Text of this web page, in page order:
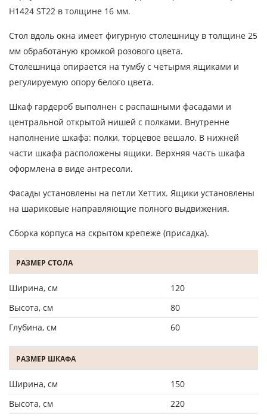
Н1424 ST22 в толщине 16 мм.
Стол вдоль окна имеет фигурную столешницу в толщине 25
мм обработаную кромкой розового цвета.
Столешница опирается на тумбу с четырмя ящиками и
регулируемую опору белого цвета.
Шкаф гардероб выполнен с распашными фасадами и
центральной открытой нишей с полками. Внутренне
наполнение шкафа: полки, торцевое вешало. В нижней
части шкафа расположены ящики. Верхняя часть шкафа
оформлена в виде антресоли.
Фасады установлены на петли Хеттих. Ящики установлены
на шариковые направляющие полного выдвижения.
Сборка корпуса на скрытом крепеже (присадка).
РАЗМЕР СТОЛА
Ширина, см
120
Высота, см
80
Глубина, см
60
РАЗМЕР ШКАФА
Ширина, см
150
Высота, см
220